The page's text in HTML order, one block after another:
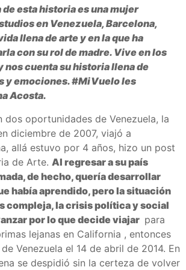
esta historia es una mujer
en Venezuela, Barcelona,
llena de arte y en la que ha
con su rol de madre. Vive en los
nos cuenta su historia llena de
y emociones.#MiVuelo les
Acosta.
dos oportunidades de Venezuela, la
diciembre de 2007, viajó a
allá estuvo por 4 años, hizo un post
de Arte. Al regresar a su país
de hecho, quería desarrollar
había aprendido, pero la situación
compleja, la crisis política y social
por lo que decide viajar para
lejanas en California , entonces
Venezuela el 14 de abril de 2014. En
se despidió sin la certeza de volver